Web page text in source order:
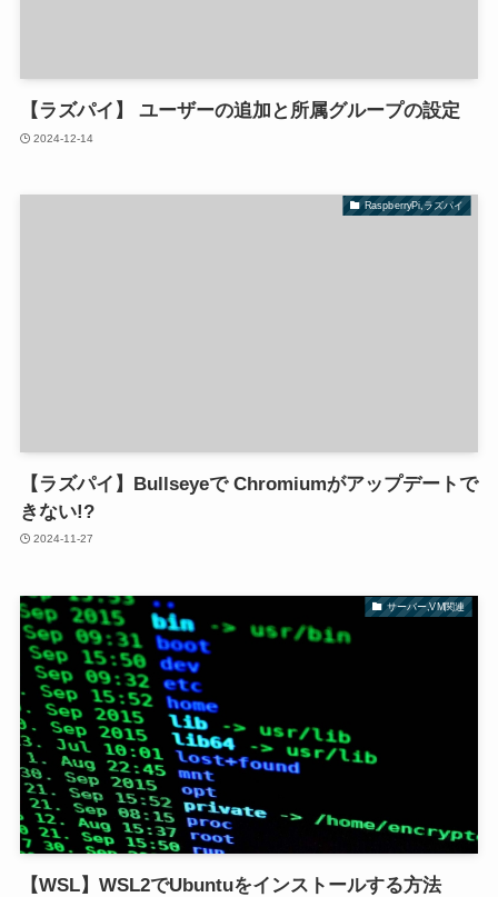
【ラズパイ】 ユーザーの追加と所属グループの設定
2024-12-14
RaspberryPi,ラズパイ
【ラズパイ】Bullseyeで Chromiumがアップデートで
きない!?
2024-11-27
サーバー,VM関連
【WSL】WSL2でUbuntuをインストールする方法